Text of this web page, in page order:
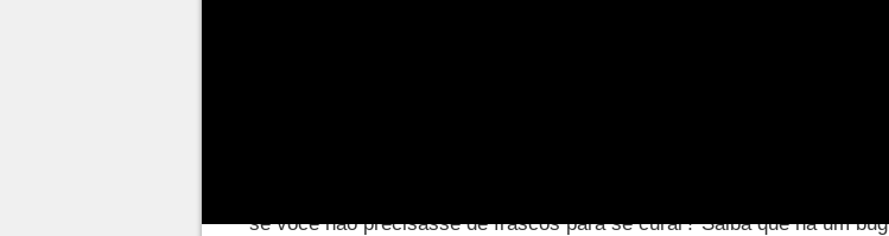
se você não precisasse de frascos para se curar? Saiba que há um bug